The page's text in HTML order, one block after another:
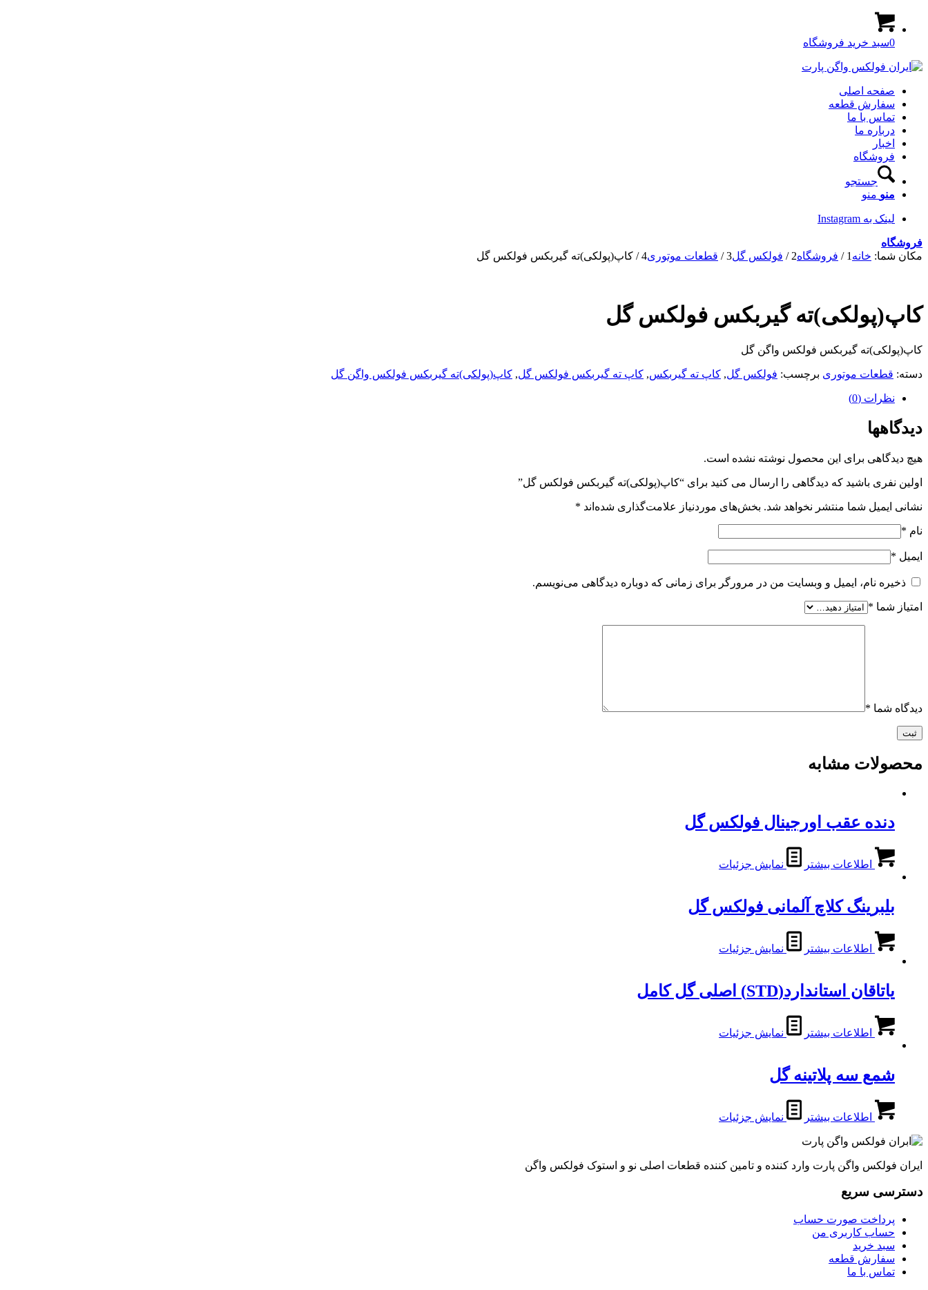
0سبد خرید فروشگاه
صفحه اصلی
سفارش قطعه
تماس با ما
درباره ما
اخبار
فروشگاه
جستجو
منو منو
لینک به Instagram
فروشگاه
مکان شما: خانه 1
/ فروشگاه2
/ فولکس گل3
/ قطعات موتوری4
/ کاپ(پولکی)ته گیربکس فولکس گل
کاپ(پولکی)ته گیربکس فولکس گل
کاپ(پولکی)ته گیربکس فولکس واگن گل
دسته: قطعات موتوری برچسب: فولکس گل, کاپ ته گیربکس, کاپ ته گیربکس فولکس گل, کاپ(پولکی)ته گیربکس فولکس واگن گل
نظرات (0)
دیدگاهها
هیچ دیدگاهی برای این محصول نوشته نشده است.
اولین نفری باشید که دیدگاهی را ارسال می کنید برای “کاپ(پولکی)ته گیربکس فولکس گل”
نشانی ایمیل شما منتشر نخواهد شد. بخش‌های موردنیاز علامت‌گذاری شده‌اند *
نام *
ایمیل *
ذخیره نام، ایمیل و وبسایت من در مرورگر برای زمانی که دوباره دیدگاهی می‌نویسم.
امتیاز شما *
دیدگاه شما *
محصولات مشابه
دنده عقب اورجینال فولکس گل
اطلاعات بیشتر نمایش جزئیات
بلبرینگ کلاچ آلمانی فولکس گل
اطلاعات بیشتر نمایش جزئیات
یاتاقان استاندارد(STD) اصلی گل کامل
اطلاعات بیشتر نمایش جزئیات
شمع سه پلاتینه گل
اطلاعات بیشتر نمایش جزئیات
ایران فولکس واگن پارت وارد کننده و تامین کننده قطعات اصلی نو و استوک فولکس واگن
دسترسی سریع
پرداخت صورت حساب
حساب کاربری من
سبد خرید
سفارش قطعه
تماس با ما